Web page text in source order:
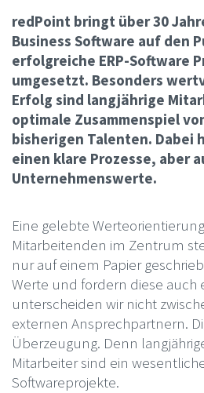
redPoint bringt über 30
Business Software auf den
erfolgreiche ERP-Software
umgesetzt. Besonders
Erfolg sind langjährige
optimale Zusammenspiel
bisherigen Talenten. Dabei
einen klare Prozesse, aber
Unternehmenswerte.
Eine gelebte
Mitarbeitenden im Zentrum
nur auf einem Papier
Werte und fordern diese auch
unterscheiden wir nicht
externen Ansprechpartnern.
Überzeugung. Denn
Mitarbeiter sind ein
Softwareprojekte.